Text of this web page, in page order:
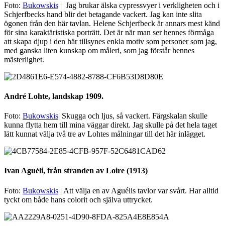
Foto: Bukowskis | Jag brukar älska cypressvyer i verkligheten och i
Schjerfbecks hand blir det betagande vackert. Jag kan inte slita
ögonen från den här tavlan. Helene Schjerfbeck är annars mest känd
för sina karaktäristiska porträtt. Det är när man ser hennes förmåga
att skapa djup i den här tillsynes enkla motiv som personer som jag,
med ganska liten kunskap om måleri, som jag förstår hennes
mästerlighet.
André Lohte, landskap 1909.
Foto: Bukowskis| Skugga och ljus, så vackert. Färgskalan skulle
kunna flytta hem till mina väggar direkt. Jag skulle på det hela taget
lätt kunnat välja två tre av Lohtes målningar till det här inlägget.
Ivan Aguéli, från stranden av Loire (1913)
Foto: Bukowskis | Att välja en av Aguélis tavlor var svårt. Har alltid
tyckt om både hans colorit och själva uttrycket.